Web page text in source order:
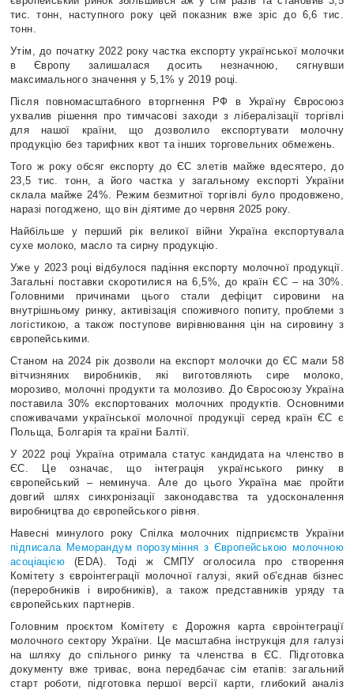
тис. тонн, наступного року цей показник вже зріс до 6,6 тис.
тонн.
Утім, до початку 2022 року частка експорту української молочки
в Європу залишалася досить незначною, сягнувши
максимального значення у 5,1% у 2019 році.
Після повномасштабного вторгнення РФ в Україну Євросоюз
ухвалив рішення про тимчасові заходи з лібералізації торгівлі
для нашої країни, що дозволило експортувати молочну
продукцію без тарифних квот та інших торговельних обмежень.
Того ж року обсяг експорту до ЄС злетів майже вдесятеро, до
23,5 тис. тонн, а його частка у загальному експорті України
склала майже 24%. Режим безмитної торгівлі було продовжено,
наразі погоджено, що він діятиме до червня 2025 року.
Найбільше у перший рік великої війни Україна експортувала
сухе молоко, масло та сирну продукцію.
Уже у 2023 році відбулося падіння експорту молочної продукції.
Загальні поставки скоротилися на 6,5%, до країн ЄС – на 30%.
Головними причинами цього стали дефіцит сировини на
внутрішньому ринку, активізація споживчого попиту, проблеми з
логістикою, а також поступове вирівнювання цін на сировину з
європейськими.
Станом на 2024 рік дозволи на експорт молочки до ЄС мали 58
вітчизняних виробників, які виготовляють сире молоко,
морозиво, молочні продукти та молозиво. До Євросоюзу Україна
поставила 30% експортованих молочних продуктів. Основними
споживачами української молочної продукції серед країн ЄС є
Польща, Болгарія та країни Балтії.
У 2022 році Україна отримала статус кандидата на членство в
ЄС. Це означає, що інтеграція українського ринку в
європейський – неминуча. Але до цього Україна має пройти
довгий шлях синхронізації законодавства та удосконалення
виробництва до європейського рівня.
Навесні минулого року Спілка молочних підприємств України
підписала Меморандум порозуміння з Європейською молочною
асоціацією (EDA). Тоді ж СМПУ оголосила про створення
Комітету з євроінтеграції молочної галузі, який об’єднав бізнес
(переробників і виробників), а також представників уряду та
європейських партнерів.
Головним проєктом Комітету є Дорожня карта євроінтеграції
молочного сектору України. Це масштабна інструкція для галузі
на шляху до спільного ринку та членства в ЄС. Підготовка
документу вже триває, вона передбачає сім етапів: загальний
старт роботи, підготовка першої версії карти, глибокий аналіз